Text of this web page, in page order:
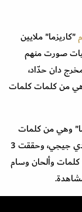
"كاريزما" ملايين
موقع اليوتيوب، والذي تضمن 7 أغنيات صورت منهم
دان حدّاد،
من كلمات كلمات
وهي من كلمات
اليكسي قسطنطين، والحان الشاب سامر وتوزيع فادي جيجي، وحققت 3
وألحان وسام